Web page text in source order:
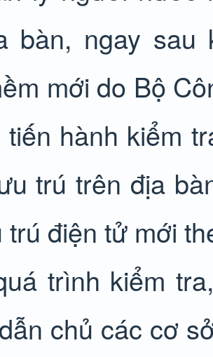
bàn, ngay sau
mới do Bộ
hành kiểm
trú trên địa
trú điện tử mới
trình kiểm
chủ các cơ